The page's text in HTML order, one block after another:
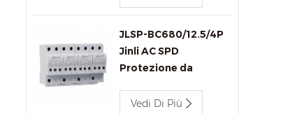
trasformatori.
JLSP-BC680/12.5/4P
Jinli AC SPD
Protezione da
Vedi Di Più